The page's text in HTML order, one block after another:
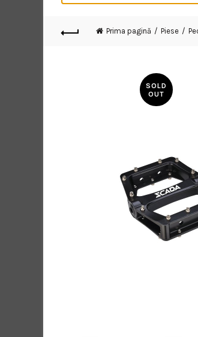
Prima pagină Piese
SOLD
OUT